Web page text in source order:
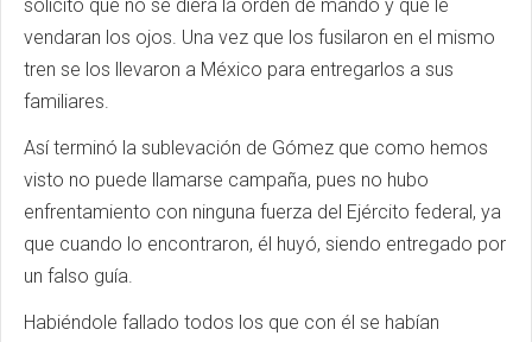
solicitó que no se diera la orden de mando y que le
vendaran los ojos. Una vez que los fusilaron en el mismo
tren se los llevaron a México para entregarlos a sus
familiares.
Así terminó la sublevación de Gómez que como hemos
visto no puede llamarse campaña, pues no hubo
enfrentamiento con ninguna fuerza del Ejército federal, ya
que cuando lo encontraron, él huyó, siendo entregado por
un falso guía.
Habiéndole fallado todos los que con él se habían